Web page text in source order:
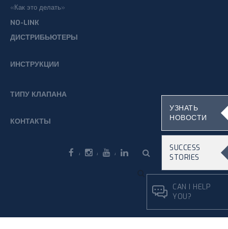
SUCCESS
STORIES
УЗНАТЬ
НОВОСТИ
«Как это делать»
NO-LINK
ДИСТРИБЬЮТЕРЫ
ИНСТРУКЦИИ
ТИПУ КЛАПАНА
КОНТАКТЫ
CAN I HELP
YOU?